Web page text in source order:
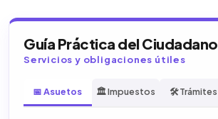
Guía Práctica del Ciudadano
Servicios y obligaciones útiles
📅 Asuetos 🏛️ Impuestos 🛠️ Trámites